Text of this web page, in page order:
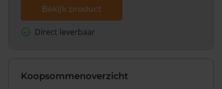
Bekijk product
Direct leverbaar
Koopsommenoverzicht